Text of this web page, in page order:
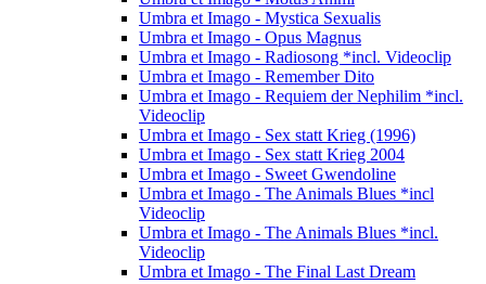
Umbra et Imago - Mystica Sexualis
Umbra et Imago - Opus Magnus
Umbra et Imago - Radiosong *incl. Videoclip
Umbra et Imago - Remember Dito
Umbra et Imago - Requiem der Nephilim *incl.
Videoclip
Umbra et Imago - Sex statt Krieg (1996)
Umbra et Imago - Sex statt Krieg 2004
Umbra et Imago - Sweet Gwendoline
Umbra et Imago - The Animals Blues *incl
Videoclip
Umbra et Imago - The Animals Blues *incl.
Videoclip
Umbra et Imago - The Final Last Dream